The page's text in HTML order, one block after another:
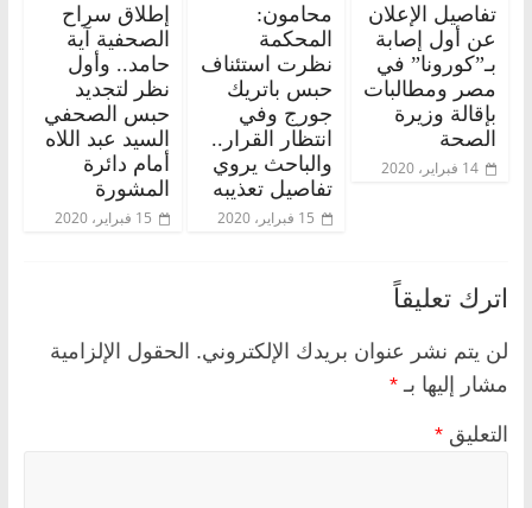
تفاصيل الإعلان
عن أول إصابة
بـ”كورونا” في
مصر ومطالبات
بإقالة وزيرة
الصحة
14 فبراير، 2020
محامون:
المحكمة
نظرت استئناف
حبس باتريك
جورج وفي
انتظار القرار..
والباحث يروي
تفاصيل تعذيبه
15 فبراير، 2020
إطلاق سراح
الصحفية آية
حامد.. وأول
نظر لتجديد
حبس الصحفي
السيد عبد اللاه
أمام دائرة
المشورة
15 فبراير، 2020
اترك تعليقاً
لن يتم نشر عنوان بريدك الإلكتروني. الحقول الإلزامية
مشار إليها بـ *
التعليق *